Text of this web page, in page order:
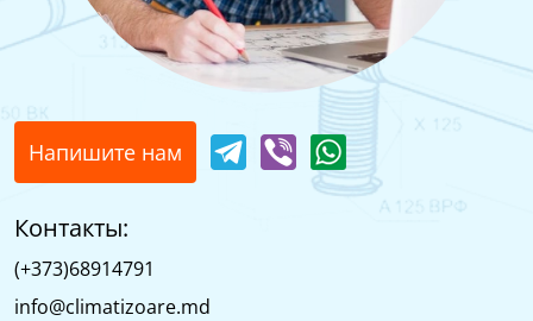
Напишите нам
Контакты:
(+373)68914791
info@climatizoare.md